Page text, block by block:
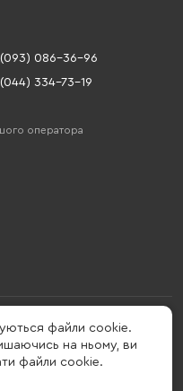
(093) 086-36-96
(044) 334-73-19
оператора
розвивається у сфері смарт
заснований в 2013 році. Gelius
стиль життя, який об'єднує в
практичність.
файли cookie.
на ньому, ви
файли cookie.